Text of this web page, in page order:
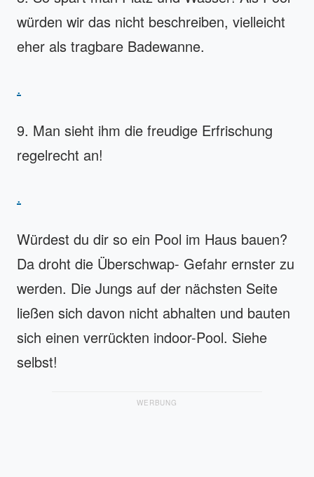
würden wir das nicht beschreiben, vielleicht
eher als tragbare Badewanne.
.
9. Man sieht ihm die freudige Erfrischung
regelrecht an!
.
Würdest du dir so ein Pool im Haus bauen?
Da droht die Überschwap- Gefahr ernster zu
werden. Die Jungs auf der nächsten Seite
ließen sich davon nicht abhalten und bauten
sich einen verrückten indoor-Pool. Siehe
selbst!
WERBUNG